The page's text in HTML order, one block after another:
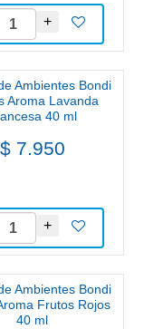
Ambientes Bondi
Aroma Lavanda
40 ml
$ 7.950
Ambientes Bondi
Frutos Rojos
40 ml